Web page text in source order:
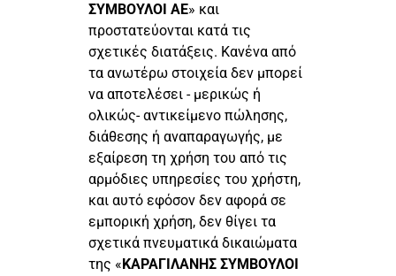
ΣΥΜΒΟΥΛΟΙ ΑΕ» και
προστατεύονται κατά τις
σχετικές διατάξεις. Κανένα από
τα ανωτέρω στοιχεία δεν μπορεί
να αποτελέσει - μερικώς ή
ολικώς- αντικείμενο πώλησης,
διάθεσης ή αναπαραγωγής, με
εξαίρεση τη χρήση του από τις
αρμόδιες υπηρεσίες του χρήστη,
και αυτό εφόσον δεν αφορά σε
εμπορική χρήση, δεν θίγει τα
σχετικά πνευματικά δικαιώματα
της «ΚΑΡΑΓΙΛΑΝΗΣ ΣΥΜΒΟΥΛΟΙ